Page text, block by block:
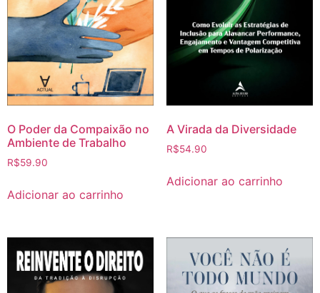
O Poder da Compaixão no
Ambiente de Trabalho
R$59.90
Adicionar ao carrinho
A Virada da Diversidade
R$54.90
Adicionar ao carrinho